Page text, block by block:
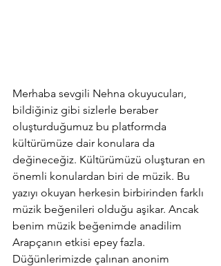
Merhaba sevgili Nehna okuyucuları,
bildiğiniz gibi sizlerle beraber
oluşturduğumuz bu platformda
kültürümüze dair konulara da
değineceğiz. Kültürümüzü oluşturan en
önemli konulardan biri de müzik. Bu
yazıyı okuyan herkesin birbirinden farklı
müzik beğenileri olduğu aşikar. Ancak
benim müzik beğenimde anadilim
Arapçanın etkisi epey fazla.
Düğünlerimizde çalınan anonim